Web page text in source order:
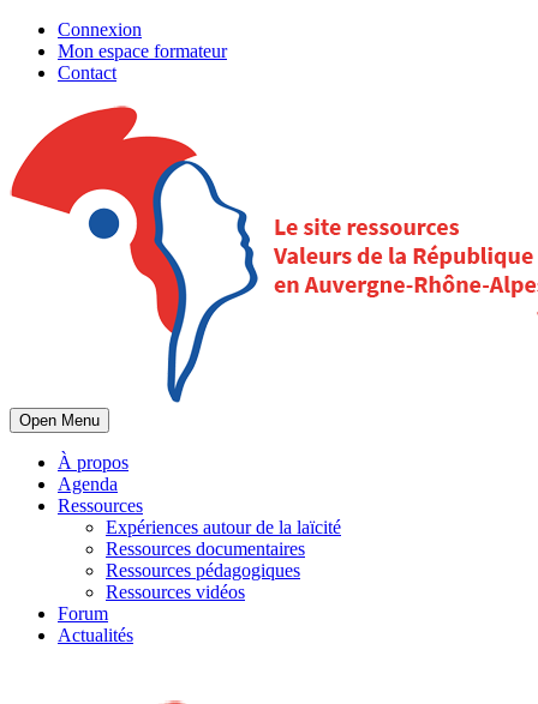
Connexion
Mon espace formateur
Contact
Open Menu
À propos
Agenda
Ressources
Expériences autour de la laïcité
Ressources documentaires
Ressources pédagogiques
Ressources vidéos
Forum
Actualités